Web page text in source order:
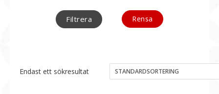
Filtrera Rensa
Endast ett sökresultat